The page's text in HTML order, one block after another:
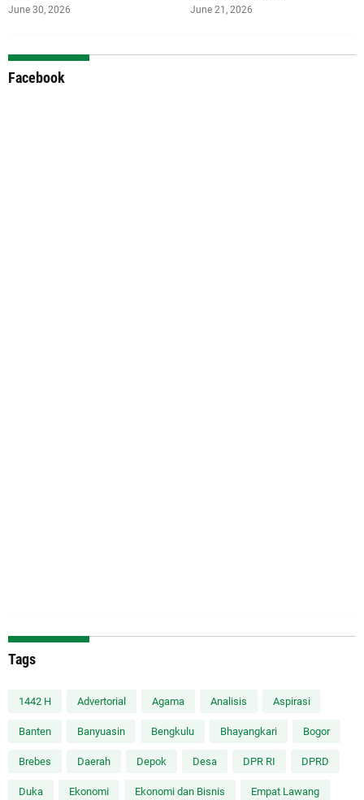
June 30, 2026 June 21, 2026
Facebook
Tags
1442 H Advertorial Agama Analisis Aspirasi
Banten Banyuasin Bengkulu Bhayangkari Bogor
Brebes Daerah Depok Desa DPR RI DPRD
Duka Ekonomi Ekonomi dan Bisnis Empat Lawang